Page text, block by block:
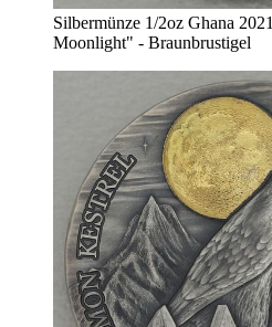
Silbermünze 1/2oz Ghana
Moonlight" - Braunbrustigel